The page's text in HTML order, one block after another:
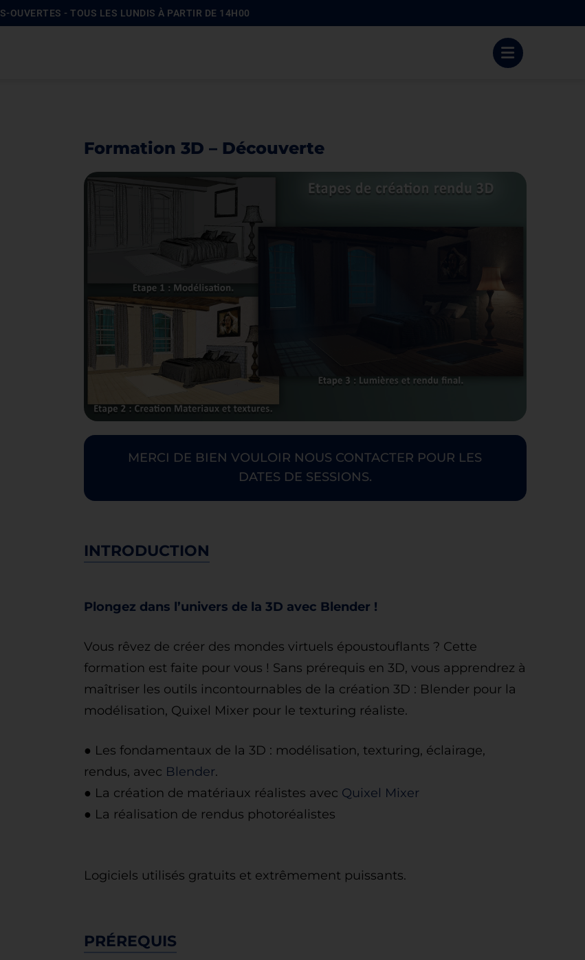
OUVERTES - TOUS LES LUNDIS À PARTIR DE 14H00
Formation 3D – Découverte
MERCI DE BIEN VOULOIR NOUS CONTACTER POUR LES
DATES DE SESSIONS.
INTRODUCTION
Plongez dans l’univers de la 3D avec Blender !
Vous rêvez de créer des mondes virtuels époustouflants ? Cette
formation est faite pour vous ! Sans prérequis en 3D, vous apprendrez à
maîtriser les outils incontournables de la création 3D : Blender pour la
modélisation, Quixel Mixer pour le texturing réaliste.
● Les fondamentaux de la 3D : modélisation, texturing, éclairage,
rendus, avec Blender.
● La création de matériaux réalistes avec Quixel Mixer
● La réalisation de rendus photoréalistes
Logiciels utilisés gratuits et extrêmement puissants.
PRÉREQUIS